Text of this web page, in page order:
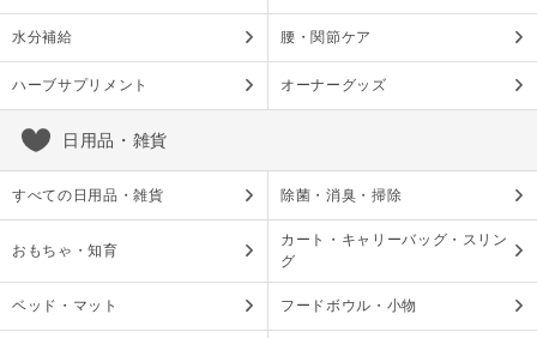
水分補給 腰・関節ケア
ハーブサプリメント オーナーグッズ
日用品・雑貨
すべての日用品・雑貨 除菌・消臭・掃除
おもちゃ・知育
カート・キャリーバッグ・スリン
グ
ベッド・マット フードボウル・小物